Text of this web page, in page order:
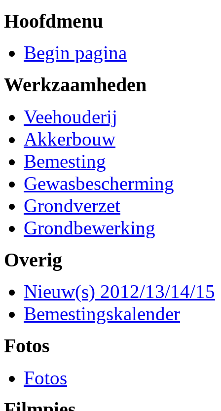
Hoofdmenu
Begin pagina
Werkzaamheden
Veehouderij
Akkerbouw
Bemesting
Gewasbescherming
Grondverzet
Grondbewerking
Overig
Nieuw(s) 2012/13/14/15
Bemestingskalender
Fotos
Fotos